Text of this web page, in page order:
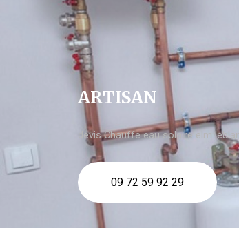
ARTISAN
devis Chauffe eau solaire elm
09 72 59 92 29